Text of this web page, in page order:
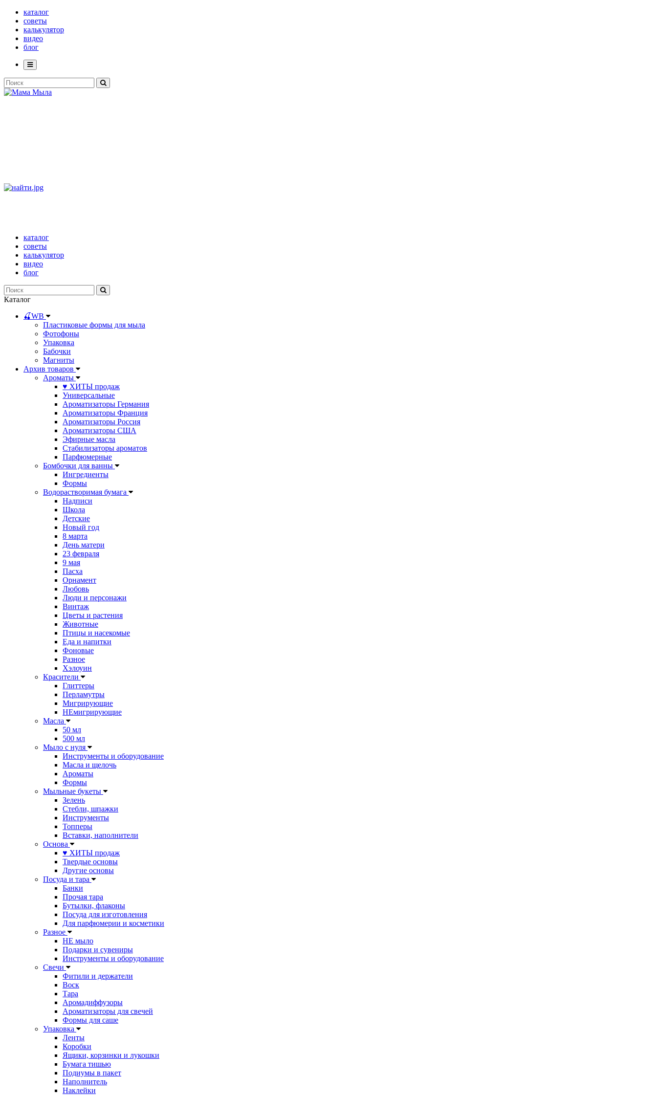
каталог
советы
калькулятор
видео
блог
каталог
советы
калькулятор
видео
блог
Каталог
🍒WB
Пластиковые формы для мыла
Фотофоны
Упаковка
Бабочки
Магниты
Архив товаров
Ароматы
♥ ХИТЫ продаж
Универсальные
Ароматизаторы Германия
Ароматизаторы Франция
Ароматизаторы Россия
Ароматизаторы США
Эфирные масла
Стабилизаторы ароматов
Парфюмерные
Бомбочки для ванны
Ингредиенты
Формы
Водорастворимая бумага
Надписи
Школа
Детские
Новый год
8 марта
День матери
23 февраля
9 мая
Пасха
Орнамент
Любовь
Люди и персонажи
Винтаж
Цветы и растения
Животные
Птицы и насекомые
Еда и напитки
Фоновые
Разное
Хэлоуин
Красители
Глиттеры
Перламутры
Мигрирующие
НЕмигрирующие
Масла
50 мл
500 мл
Мыло с нуля
Инструменты и оборудование
Масла и щелочь
Ароматы
Формы
Мыльные букеты
Зелень
Стебли, шпажки
Инструменты
Топперы
Вставки, наполнители
Основа
♥ ХИТЫ продаж
Твердые основы
Другие основы
Посуда и тара
Банки
Прочая тара
Бутылки, флаконы
Посуда для изготовления
Для парфюмерии и косметики
Разное
НЕ мыло
Подарки и сувениры
Инструменты и оборудование
Свечи
Фитили и держатели
Воск
Тара
Аромадиффузоры
Ароматизаторы для свечей
Формы для саше
Упаковка
Ленты
Коробки
Ящики, корзинки и лукошки
Бумага тишью
Подиумы в пакет
Наполнитель
Наклейки